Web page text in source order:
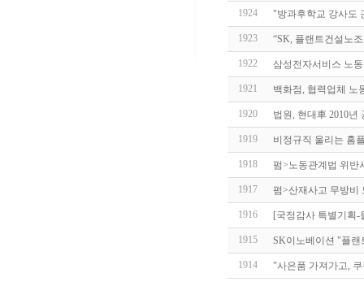
1924 "방과후학교 강사도
1923 “SK, 플랜트건설노
1922 삼성전자서비스 노
1921 백화점, 협력업체
1920 법원, 현대車 2010
1919 비정규직 울리는 홈
1918 펌>노동관계법 위반
1917 펌>산재사고 무방
1916 [국정감사 특별기획
1915 SK이노베이션 "플
1914 "사은품 가져가고,